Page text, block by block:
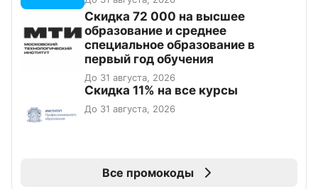
Скидка 72 000 на высшее
образование и среднее
специальное образование в
первый год обучения
До 31 августа, 2026
Скидка 11% на все курсы
До 31 августа, 2026
Все промокоды